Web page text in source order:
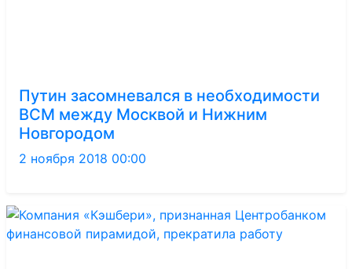
Путин засомневался в необходимости
ВСМ между Москвой и Нижним
Новгородом
2 ноября 2018 00:00